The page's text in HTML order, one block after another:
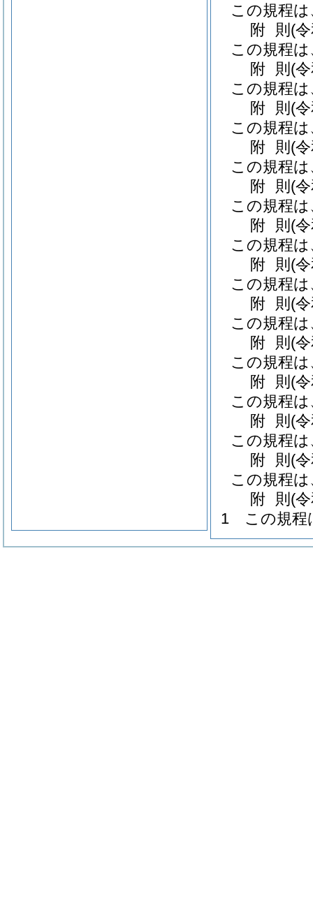
この規程
附 則 (
この規程
附 則 (
この規程
附 則 (
この規程
附 則 (
この規程
附 則 (
この規程
附 則 (
この規程
附 則 (
この規程
附 則 (
この規程
附 則 (
この規程
附 則 (
この規程
附 則 (
この規程
附 則 (
この規程
附 則 (
1
この規程